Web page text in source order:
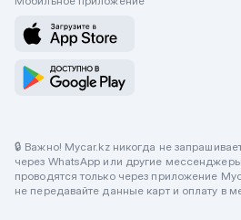
🔒 Важно! Mycar.kz никогда не
через WhatsApp или другие
проводятся только через приложение
не передавайте данные карт и оплату в